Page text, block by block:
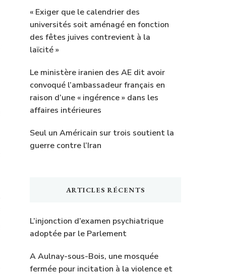
« Exiger que le calendrier des
universités soit aménagé en fonction
des fêtes juives contrevient à la
laïcité »
Le ministère iranien des AE dit avoir
convoqué l’ambassadeur français en
raison d’une « ingérence » dans les
affaires intérieures
Seul un Américain sur trois soutient la
guerre contre l’Iran
ARTICLES RÉCENTS
L’injonction d’examen psychiatrique
adoptée par le Parlement
A Aulnay-sous-Bois, une mosquée
fermée pour incitation à la violence et